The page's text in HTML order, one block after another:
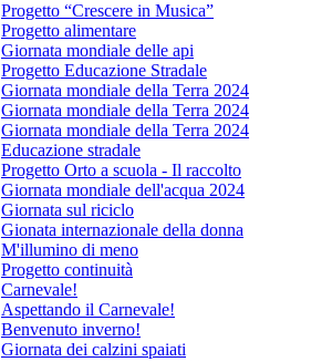
Progetto “Crescere in Musica”
Progetto alimentare
Giornata mondiale delle api
Progetto Educazione Stradale
Giornata mondiale della Terra 2024
Giornata mondiale della Terra 2024
Giornata mondiale della Terra 2024
Educazione stradale
Progetto Orto a scuola - Il raccolto
Giornata mondiale dell'acqua 2024
Giornata sul riciclo
Gionata internazionale della donna
M'illumino di meno
Progetto continuità
Carnevale!
Aspettando il Carnevale!
Benvenuto inverno!
Giornata dei calzini spaiati